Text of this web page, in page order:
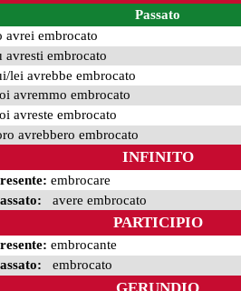
Passato
avrei embrocato
avresti embrocato
lei avrebbe embrocato
avremmo embrocato
avreste embrocato
avrebbero embrocato
INFINITO
embrocare
avere embrocato
PARTICIPIO
embrocante
embrocato
GERUNDIO